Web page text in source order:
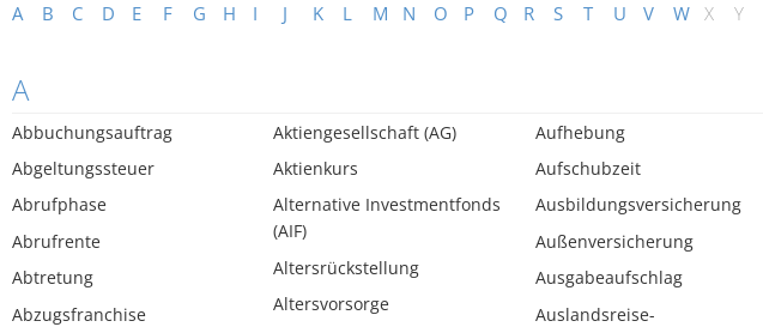
A B C D E F G H I J K L M N O P Q R S T U V W X Y
A
Abbuchungsauftrag
Abgeltungssteuer
Abrufphase
Abrufrente
Abtretung
Abzugsfranchise
Aktiengesellschaft (AG)
Aktienkurs
Alternative Investmentfonds
(AIF)
Altersrückstellung
Altersvorsorge
Aufhebung
Aufschubzeit
Ausbildungsversicherung
Außenversicherung
Ausgabeaufschlag
Auslandsreise-